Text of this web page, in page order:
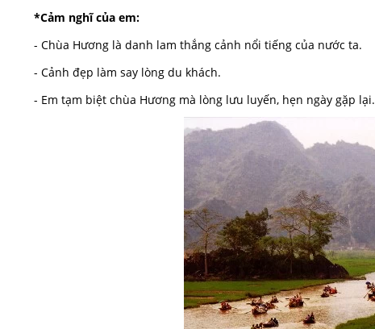
*Cảm nghĩ của em:
- Chùa Hương là danh lam thắng cảnh nổi tiếng của nước ta.
- Cảnh đẹp làm say lòng du khách.
- Em tạm biệt chùa Hương mà lòng lưu luyến, hẹn ngày gặp lại.